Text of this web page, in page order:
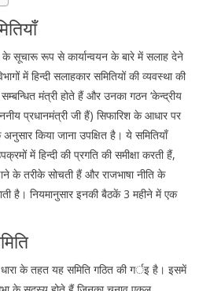
के सूचारू रूप से कार्यान्वयन के बारे में सलाह देने
में हिन्दी सलाहकार समितियों की व्यवस्था की
मंत्री होते हैं और उनका गठन ‘केन्द्रीय
प्रधानमंत्री जी हैं) सिफारिश के आधार पर
अनुसार किया जाना उपक्षित है। ये समितियाँ
में हिन्दी की प्रगति की समीक्षा करती हैं,
के तरीके सोचती हैं और राजभाषा नीति के
है। नियमानुसार इनकी बैठकें 3 महीने में एक
के तहत यह समिति गठित की गर्इ है। इसमें